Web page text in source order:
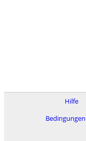
Hilfe
Bedingungen